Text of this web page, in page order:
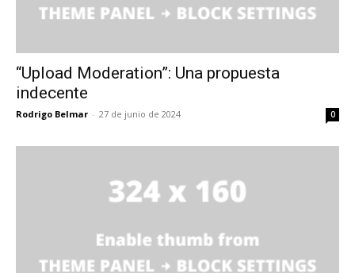
“Upload Moderation”: Una propuesta
indecente
Rodrigo Belmar - 27 de junio de 2024 0